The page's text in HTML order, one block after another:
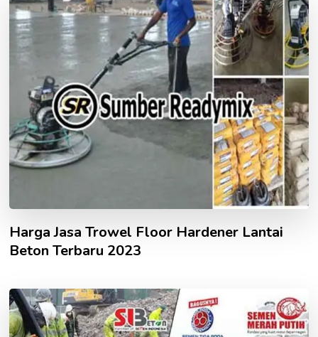
Harga Jasa Trowel Floor Hardener Lantai
Beton Terbaru 2023